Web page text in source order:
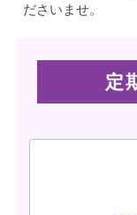
ださいませ。
定